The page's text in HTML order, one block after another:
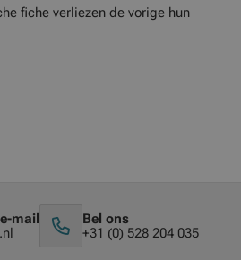
fiche verliezen de vorige hun
mail
Bel ons
+31 (0) 528 204 035